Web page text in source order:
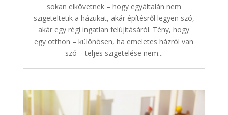
sokan elkövetnek – hogy egyáltalán nem
szigeteltetik a házukat, akár építésről legyen szó,
akár egy régi ingatlan felújításáról. Tény, hogy
egy otthon – különösen, ha emeletes házról van
szó – teljes szigetelése nem...